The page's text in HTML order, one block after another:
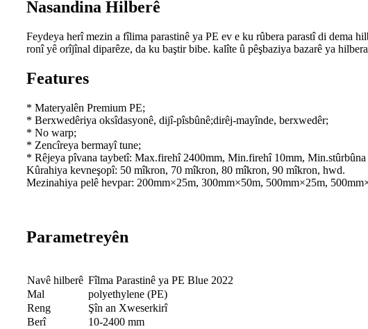
Nasandina Hilberê
Feydeya herî mezin a fîlima parastinê ya PE ev e ku rûbera parastî di dema
ronî yê orîjînal diparêze, da ku baştir bibe. kalîte û pêşbaziya bazarê ya
Features
* Materyalên Premium PE;
* Berxwedêriya oksîdasyonê, dijî-pîsbûnê;dirêj-mayînde, berxwedêr;
* No warp;
* Zencîreya bermayî tune;
* Rêjeya pîvana taybetî: Max.firehî 2400mm, Min.firehî 10mm,
Kûrahiya kevneşopî: 50 mîkron, 70 mîkron, 80 mîkron, 90 mîkron, hwd.
Mezinahiya pelê hevpar: 200mm×25m, 300mm×50m, 500mm×25m,
Parametreyên
Navê hilberê Fîlma Parastinê ya PE Blue 2022
Mal
polyethylene (PE)
Reng
Şîn an Xweserkirî
Berî
10-2400 mm